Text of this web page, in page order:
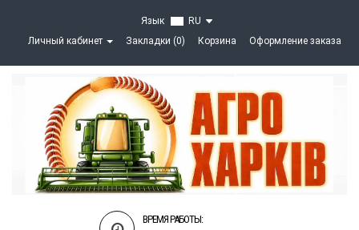
Язык
RU
Личный кабинет
Закладки (0) Корзина Оформление заказа
ВРЕМЯ РАБОТЫ: